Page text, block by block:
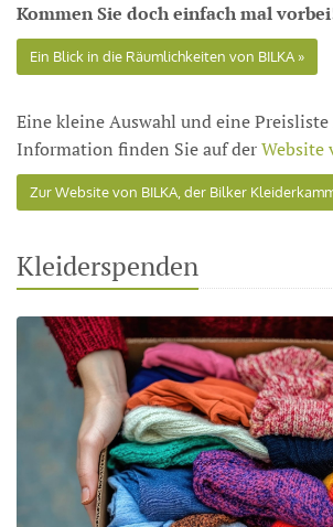
Kommen Sie doch einfach mal
Ein Blick in die Räumlichkeiten von BILKA
Eine kleine Auswahl und eine
Information finden Sie auf derWebsite
Zur Website von BILKA, der Bilker
Kleiderspenden